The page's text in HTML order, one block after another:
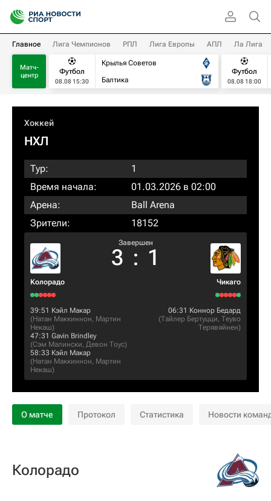
Главное Лига Чемпионов РПЛ Лига Европы АПЛ Ла Лига
Матч-
центр
Футбол
08.08 15:30
Крылья Советов
Балтика
Футбол
08.08 18:00
Хоккей
НХЛ
Тур:
1
Время начала:
01.03.2026 в 02:00
Арена:
Ball Arena
Зрители:
18152
Колорадо
Завершен
3 : 1
Чикаго
39:51 Кэйл Макар
(Натан Маккиннон, Мартин
Некаш)
47:31 Gavin Brindley
(Сэм Малински, Девон Тоус)
58:33 Кэйл Макар
(Натан Маккиннон, Мартин
Некаш)
06:31 Коннор Бедард
(Тайлер Бертуцци, Теуво
Терявяйнен)
О матче Протокол Статистика Новости
Колорадо